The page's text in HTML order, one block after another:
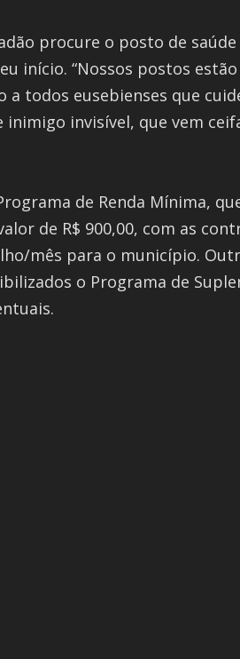
procure o posto de
início. “Nossos postos
todos eusebienses que
invisível, que vem
de Renda Mínima,
de R$ 900,00, com as
mês para o município.
o Programa de